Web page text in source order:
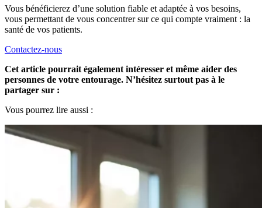
Vous bénéficierez d’une solution fiable et adaptée à vos besoins,
vous permettant de vous concentrer sur ce qui compte vraiment : la
santé de vos patients.
Contactez-nous
Cet article pourrait également intéresser et même aider des
personnes de votre entourage. N’hésitez surtout pas à le
partager sur :
Vous pourrez lire aussi :